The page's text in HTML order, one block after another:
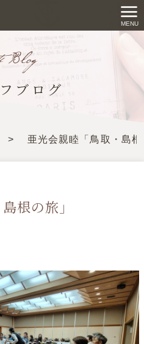
MENU
ブログ
> 亜光会親睦「鳥取・島
根の旅」